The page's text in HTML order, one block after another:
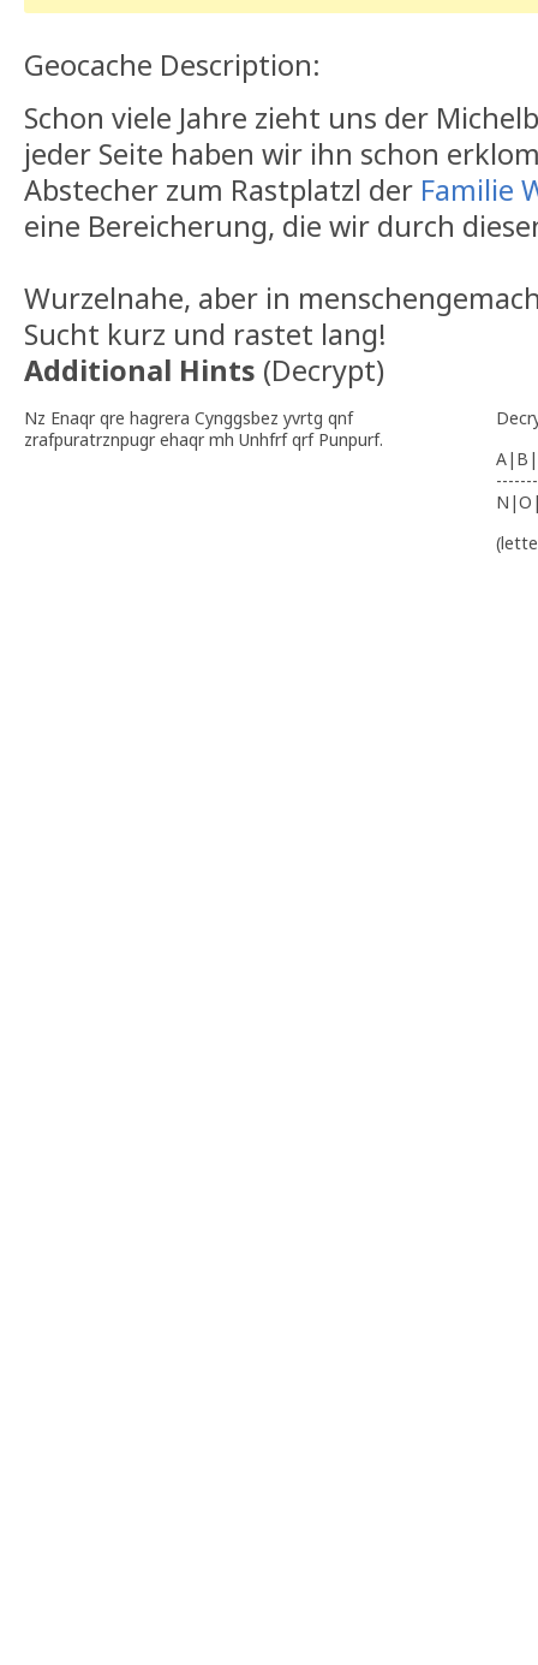
Geocache Description:
Schon viele Jahre zieht uns der
jeder Seite haben wir ihn schon
Abstecher zum Rastplatzl der Familie
eine Bereicherung, die wir durch
Wurzelnahe, aber in
Sucht kurz und rastet lang!
Additional Hints (Decrypt)
Nz Enaqr qre hagrera Cynggsbez yvrtg qnf
zrafpuratrznpugr ehaqr mh Unhfrf qrf Punpurf.